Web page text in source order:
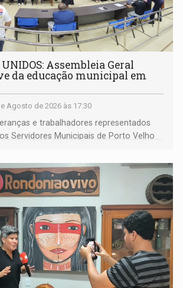
UNIDOS: Assembleia Geral
da educação municipal em
Agosto de 2026 às 17:30
e trabalhadores representados
Servidores Municipais de Porto Velho